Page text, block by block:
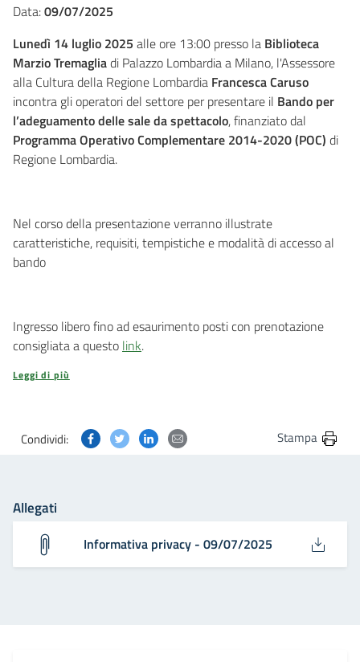
Data:09/07/2025
Lunedì 14 luglio 2025 alle ore 13:00 presso la Biblioteca
Marzio Tremagliadi Palazzo Lombardia a Milano, l'Assessore
alla Cultura della Regione Lombardia Francesca Caruso
incontra gli operatori del settore per presentare il Bando per
l’adeguamento delle sale da spettacolo, finanziato dal
Programma Operativo Complementare 2014-2020 (POC) di
Regione Lombardia.
Nel corso della presentazione verranno illustrate
caratteristiche, requisiti, tempistiche e modalità di accesso al
bando
Ingresso libero fino ad esaurimento posti con prenotazione
consigliata a questo link.
Leggi di più
Condividi: Condividi questa pagina su Facebook
Condividi questa pagina su Twitter
Condividi questa pagina su Linkedin
Condividi questa pagina via
Stampa
Allegati
Informativa privacy - 09/07/2025